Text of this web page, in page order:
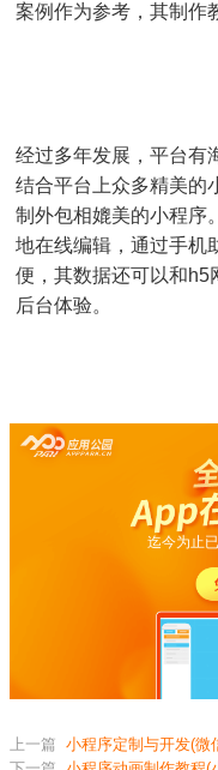
案例作为参考，其制作
经过多年发展，平台有
结合平台上众多精美的
制外包相媲美的小程序
地在线编辑，通过手机
便，其数据还可以和h5
后台体验。
迄今为止
上一篇 小程序定制与开发(微